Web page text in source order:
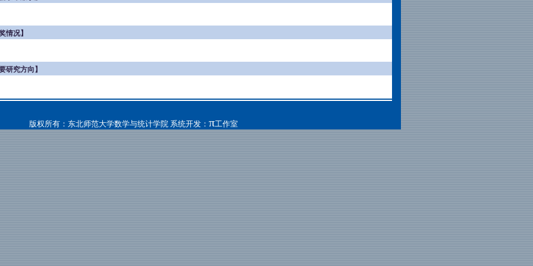
情况】
研究方向】
版权所有：东北师范大学数学与统计学院 系统开发： π工作室